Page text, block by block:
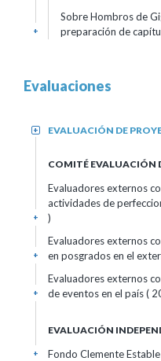
Sobre Hombros de
preparación de
+
Evaluaciones
EVALUACIÓN DE
+
COMITÉ EVALUACIÓN
Evaluadores externos
actividades de
)
+
Evaluadores externos
en posgrados en el
+
Evaluadores externos
de eventos en el país(
+
EVALUACIÓN
Fondo Clemente
+